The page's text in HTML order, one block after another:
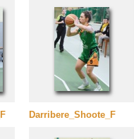
Darribere_Shoote_F